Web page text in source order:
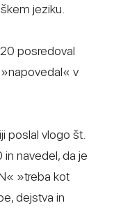
jeziku.
posredoval
v
poslal vlogo št.
navedel, da je
»treba kot
dejstva in